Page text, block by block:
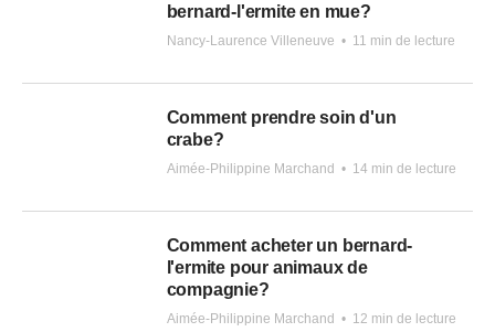
bernard-l'ermite en mue?
Nancy-Laurence Villeneuve • 11 min de lecture
Comment prendre soin d'un
crabe?
Aimée-Philippine Marchand • 14 min de lecture
Comment acheter un bernard-
l'ermite pour animaux de
compagnie?
Aimée-Philippine Marchand • 12 min de lecture